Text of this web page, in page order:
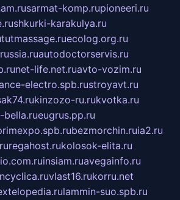
sarmat-komp.rupioneeri.ru
shkurki-karakulya.ru
tutmassage.ruecolog.org.ru
autodoctorservis.ru
net-life.net.ruavto-vozim.ru
electro.spb.rustroyavt.ru
kinzozo-ru.rukvotka.ru
bella.rueugrus.pp.ru
bezmorchin.ruia2.ru
regahost.rukolosok-elita.ru
insiam.ruavegainfo.ru
vlast16.rukorru.net
lammin-suo.spb.ru